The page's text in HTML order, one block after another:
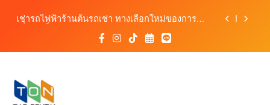
เช่ารถไฟฟ้าร้านต้นรถเช่า ทางเลือกใหม่ของการ
เที่ยวภูเก็ต ขับเงียบ ประหยัด และทันสมัย
ต้นรถเช่ามอเตอร์ไซค์ภูเก็ต ราคาประหยัด ขี่ง่าย รับ
ต้นรถเช่า ครบทุกฟังก์ชันการใช้งาน ครบทุกประเภท
รถ ตอบโจทย์ทุกการเดินทางในภูเก็ต